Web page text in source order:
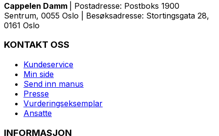
Cappelen Damm
| Postadresse: Postboks 1900
Sentrum, 0055 Oslo | Besøksadresse: Stortingsgata 28,
0161 Oslo
KONTAKT OSS
Kundeservice
Min side
Send inn manus
Presse
Vurderingseksemplar
Ansatte
INFORMASJON